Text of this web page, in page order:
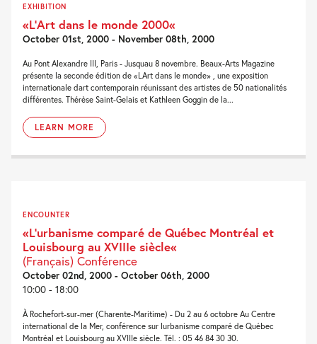
EXHIBITION
«L’Art dans le monde 2000«
October 01st, 2000 - November 08th, 2000
Au Pont Alexandre III, Paris - Jusquau 8 novembre. Beaux-Arts Magazine
présente la seconde édition de «LArt dans le monde» , une exposition
internationale dart contemporain réunissant des artistes de 50 nationalités
différentes. Thérèse Saint-Gelais et Kathleen Goggin de la...
LEARN MORE
ENCOUNTER
«L’urbanisme comparé de Québec Montréal et
Louisbourg au XVIIIe siècle«
(Français) Conférence
October 02nd, 2000 - October 06th, 2000
10:00 - 18:00
À Rochefort-sur-mer (Charente-Maritime) - Du 2 au 6 octobre Au Centre
international de la Mer, conférence sur lurbanisme comparé de Québec
Montréal et Louisbourg au XVIIIe siècle. Tél. : 05 46 84 30 30.